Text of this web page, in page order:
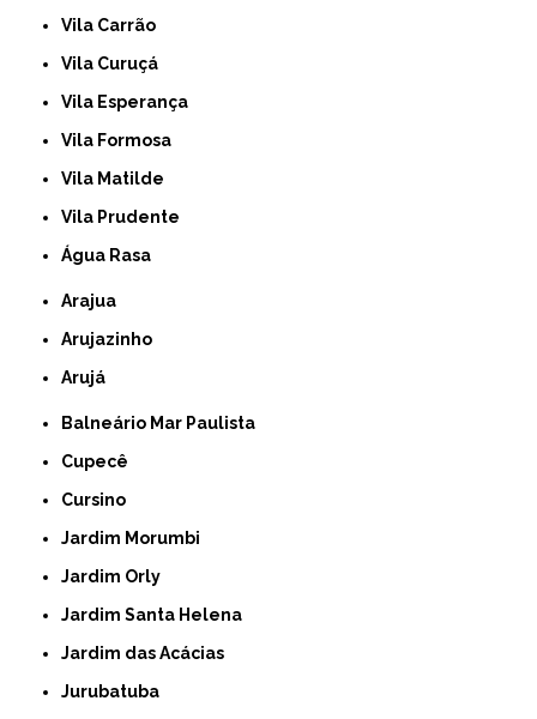
Vila Carrão
Vila Curuçá
Vila Esperança
Vila Formosa
Vila Matilde
Vila Prudente
Água Rasa
Arajua
Arujazinho
Arujá
Balneário Mar Paulista
Cupecê
Cursino
Jardim Morumbi
Jardim Orly
Jardim Santa Helena
Jardim das Acácias
Jurubatuba